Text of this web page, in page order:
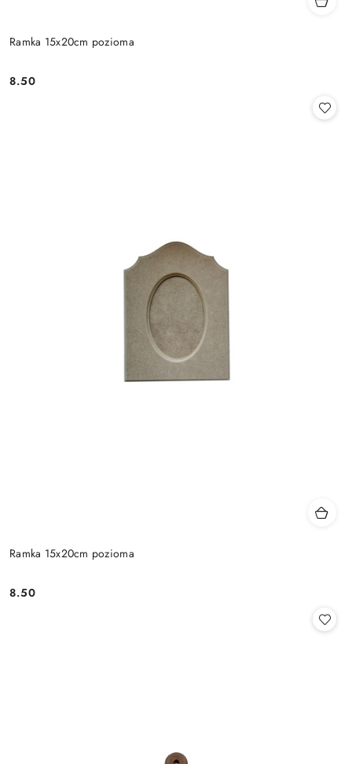
Ramka 15x20cm pozioma
Cena:
8.50
Ramka 15x20cm pozioma
Cena:
8.50